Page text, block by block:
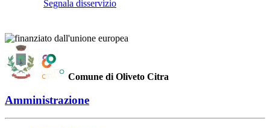
Segnala disservizio
Comune di Oliveto Citra
Amministrazione